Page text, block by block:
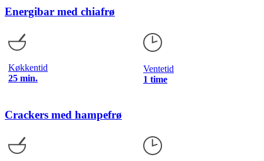
Energibar med chiafrø
Køkkentid
25 min.
Ventetid
1 time
Crackers med hampefrø